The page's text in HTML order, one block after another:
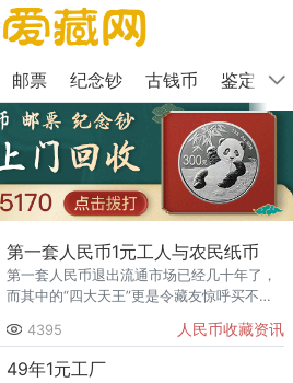
邮票 纪念钞 古钱币 鉴定
第一套人民币1元工人与农民纸币
第一套人民币退出流通市场已经几十年了，
而其中的“四大天王”更是令藏友惊呼买不
套人民币1元工人与农民纸币。
4395 人民币收藏资讯
49年1元工厂